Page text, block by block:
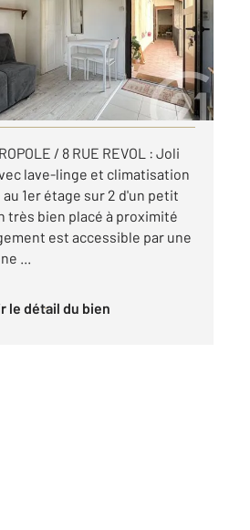
Studio à louer
/ 8 RUE REVOL : Joli
lave-linge et climatisation
1er étage sur 2 d'un petit
très bien placé à proximité
est accessible par une
...
le détail du bien